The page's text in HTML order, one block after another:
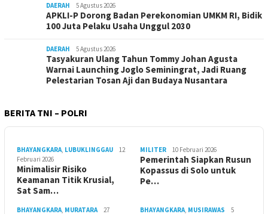
DAERAH 5 Agustus 2026
APKLI-P Dorong Badan Perekonomian UMKM RI, Bidik
100 Juta Pelaku Usaha Unggul 2030
DAERAH 5 Agustus 2026
Tasyakuran Ulang Tahun Tommy Johan Agusta
Warnai Launching Joglo Seminingrat, Jadi Ruang
Pelestarian Tosan Aji dan Budaya Nusantara
BERITA TNI – POLRI
BHAYANGKARA, LUBUKLINGGAU
12
Februari 2026
Minimalisir Risiko
Keamanan Titik Krusial,
Sat Sam…
MILITER 10 Februari 2026
Pemerintah Siapkan Rusun
Kopassus di Solo untuk
Pe…
BHAYANGKARA, MURATARA
27
BHAYANGKARA, MUSIRAWAS
5